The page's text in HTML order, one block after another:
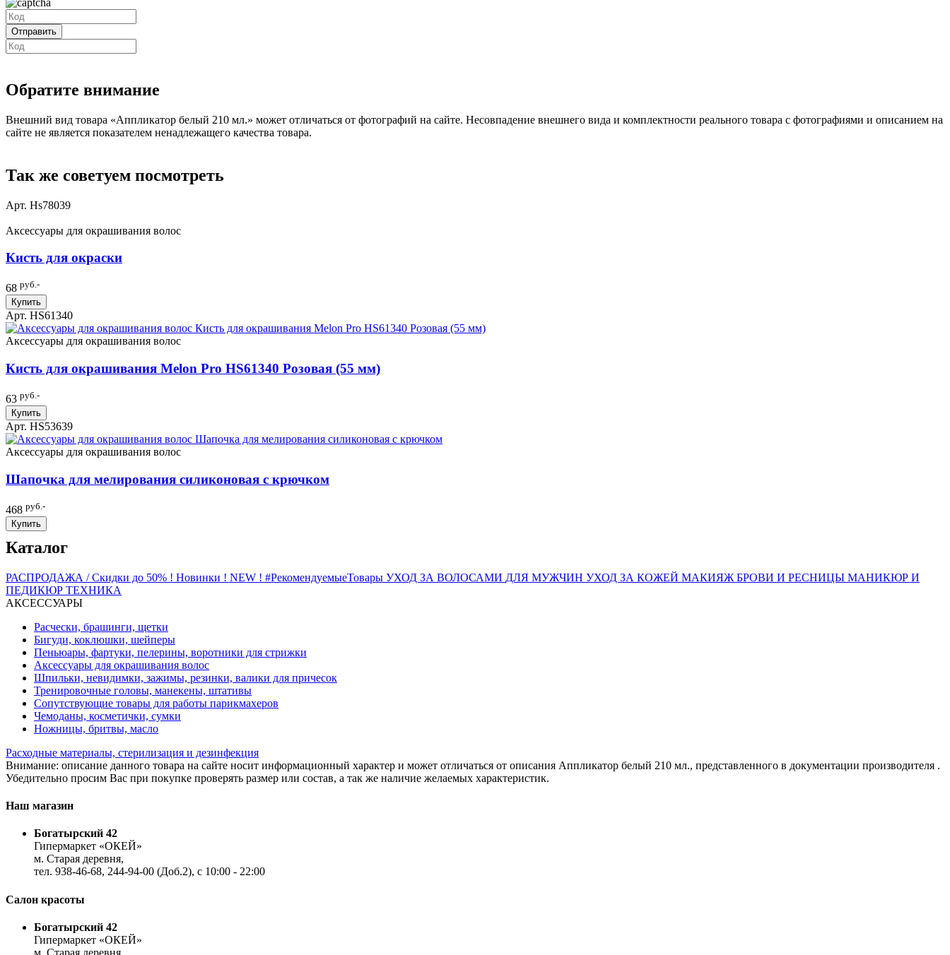
Обратите внимание
Внешний вид товара «Аппликатор белый 210 мл.» может отличаться от фотографий на сайте. Несовпадение внешнего вида и комплектности реального товара с фотографиями и описанием на
сайте не является показателем ненадлежащего качества товара.
Так же советуем посмотреть
Арт. Hs78039
Аксессуары для окрашивания волос
Кисть для окраски
68 руб.-
Купить
Арт. HS61340
Аксессуары для окрашивания волос
Кисть для окрашивания Melon Pro HS61340 Розовая (55 мм)
63 руб.-
Купить
Арт. HS53639
Аксессуары для окрашивания волос
Шапочка для мелирования силиконовая с крючком
468 руб.-
Купить
Каталог
РАСПРОДАЖА / Скидки до 50% ! Новинки ! NEW ! #РекомендуемыеТовары УХОД ЗА ВОЛОСАМИ ДЛЯ МУЖЧИН УХОД ЗА КОЖЕЙ МАКИЯЖ БРОВИ И РЕСНИЦЫ МАНИКЮР И
ПЕДИКЮР ТЕХНИКА
АКСЕССУАРЫ
Расчески, брашинги, щетки
Бигуди, коклюшки, шейперы
Пеньюары, фартуки, пелерины, воротники для стрижки
Аксессуары для окрашивания волос
Шпильки, невидимки, зажимы, резинки, валики для причесок
Тренировочные головы, манекены, штативы
Сопутствующие товары для работы парикмахеров
Чемоданы, косметички, сумки
Ножницы, бритвы, масло
Расходные материалы, стерилизация и дезинфекция
Внимание: описание данного товара на сайте носит информационный характер и может отличаться от описания Аппликатор белый 210 мл., представленного в документации производителя .
Убедительно просим Вас при покупке проверять размер или состав, а так же наличие желаемых характеристик.
Наш магазин
Богатырский 42
Гипермаркет «ОКЕЙ»
м. Старая деревня,
тел. 938-46-68, 244-94-00 (Доб.2), c 10:00 - 22:00
Салон красоты
Богатырский 42
Гипермаркет «ОКЕЙ»
м. Старая деревня,